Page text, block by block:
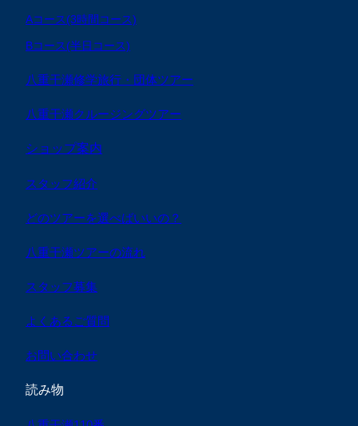
Aコース(3時間コース)
Bコース(半日コース)
八重干瀬修学旅行・団体ツアー
八重干瀬クルージングツアー
ショップ案内
スタッフ紹介
どのツアーを選べばいいの？
八重干瀬ツアーの流れ
スタッフ募集
よくあるご質問
お問い合わせ
読み物